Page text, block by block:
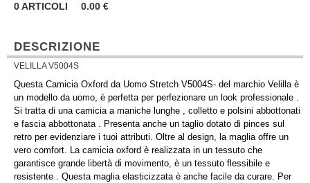
0ARTICOLI 0.00 €
DESCRIZIONE
VELILLA V5004S
Questa Camicia Oxford da Uomo Stretch V5004S- del marchio Velilla è
un modello da uomo, è perfetta per perfezionare un look professionale .
Si tratta di una camicia a maniche lunghe , colletto e polsini abbottonati
e fascia abbottonata . Presenta anche un taglio dotato di pinces sul
retro per evidenziare i tuoi attributi. Oltre al design, la maglia offre un
vero comfort. La camicia oxford è realizzata in un tessuto che
garantisce grande libertà di movimento, è un tessuto flessibile e
resistente . Questa maglia elasticizzata è anche facile da curare. Per